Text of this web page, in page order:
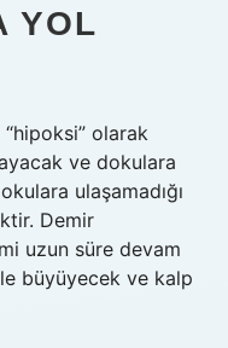
YOL
olarak
ve dokulara
ulaşamadığı
Demir
uzun süre devam
büyüyecek ve kalp